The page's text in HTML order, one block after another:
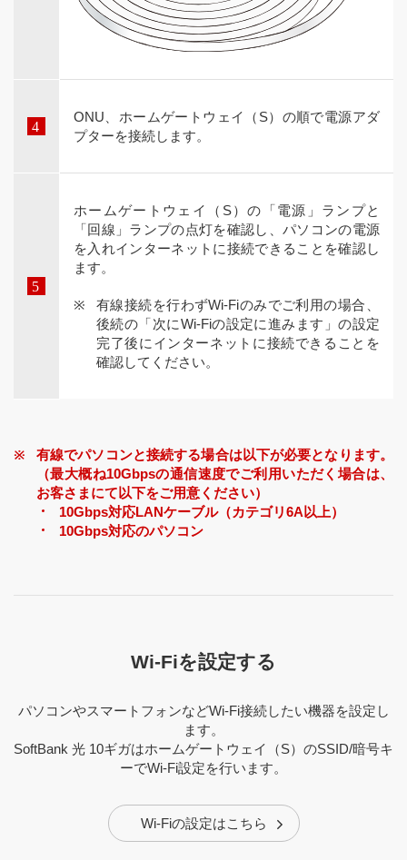
ONU、ホームゲートウェイ（S）の順で電源アダ
プターを接続します。
ホームゲートウェイ（S）の「電源」ランプと
「回線」ランプの点灯を確認し、パソコンの電源
を入れインターネットに接続できることを確認し
ます。
有線接続を行わずWi-Fiのみでご利用の場合、
後続の「次にWi-Fiの設定に進みます」の設定
完了後にインターネットに接続できることを
確認してください。
有線でパソコンと接続する場合は以下が必要となります。
（最大概ね10Gbpsの通信速度でご利用いただく場合は、
お客さまにて以下をご用意ください）
10Gbps対応LANケーブル（カテゴリ6A以上）
10Gbps対応のパソコン
Wi-Fiを設定する
パソコンやスマートフォンなどWi-Fi接続したい機器を設定し
ます。
SoftBank 光 10ギガはホームゲートウェイ（S）のSSID/暗号キ
ーでWi-Fi設定を行います。
Wi-Fiの設定はこちら